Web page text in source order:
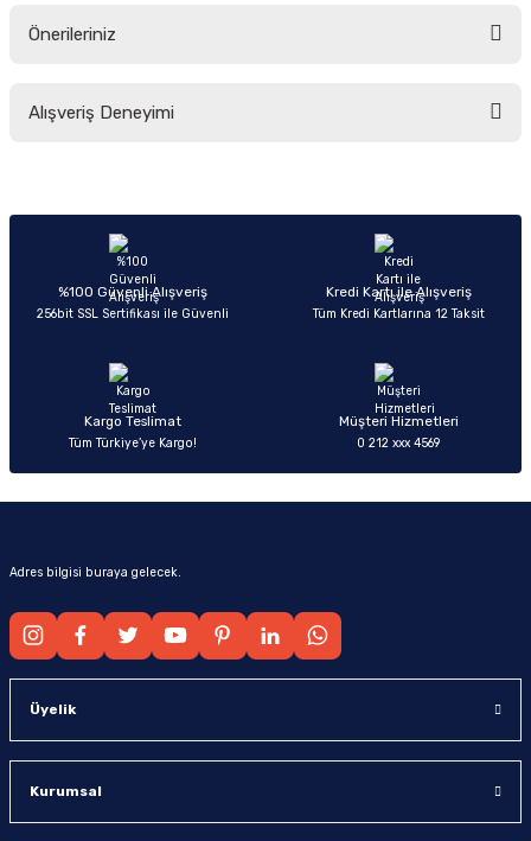
Önerileriniz
yetersiz gördüğünüz noktaları öneri formunu kullanarak tarafımıza
Ürün açıklamasında eksik bilgiler bulunuyor.
Ürün bilgilerinde hatalar bulunuyor.
Ürün fiyatı diğer sitelerden daha pahalı.
Alışveriş Deneyimi
%100 Güvenli Alışveriş
256bit SSL Sertifikası ile Güvenli
Kredi Kartı ile Alışveriş
Tüm Kredi Kartlarına 12 Taksit
Kargo Teslimat
Tüm Türkiye’ye Kargo!
Müşteri Hizmetleri
0 212 xxx 4569
Adres bilgisi buraya gelecek.
Üyelik
Kurumsal